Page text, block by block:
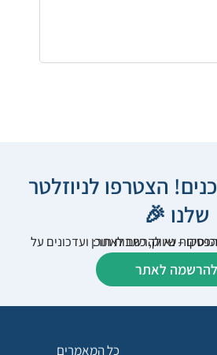
הצטרפו לניוזלטר
שלנו 🎉
שיווק, כתבות תוכן ועדכונים על וובינרים וכנסים – נא להרשם לאתר:
להרשמה לאתר
כל המאמרים